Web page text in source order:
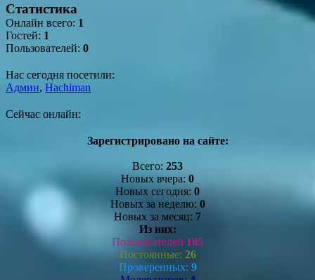
Статистика
Онлайн всего: 1
Гостей: 1
Пользователей: 0
Нас сегодня посетили:
Админ, Hachiman
Сейчас онлайн:
Зарегистрировано на сайте:
Всего: 253
Новых вчера: 0
Новых сегодня: 0
Новых за неделю: 0
Новых за месяц: 7
Из них:
Пользователей 185
Постоянные: 26
Проверенных: 9